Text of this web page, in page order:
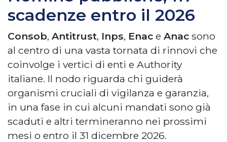
scadenze entro il 2026
Consob, Antitrust, Inps, Enac e Anac sono
al centro di una vasta tornata di rinnovi che
coinvolge i vertici di enti e Authority
italiane. Il nodo riguarda chi guiderà
organismi cruciali di vigilanza e garanzia,
in una fase in cui alcuni mandati sono già
scaduti e altri termineranno nei prossimi
mesi o entro il 31 dicembre 2026.